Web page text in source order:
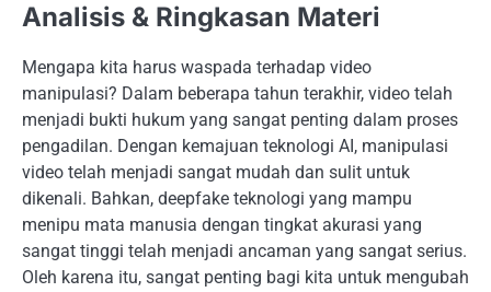
Analisis & Ringkasan Materi
Mengapa kita harus waspada terhadap video
manipulasi? Dalam beberapa tahun terakhir, video telah
menjadi bukti hukum yang sangat penting dalam proses
pengadilan. Dengan kemajuan teknologi AI, manipulasi
video telah menjadi sangat mudah dan sulit untuk
dikenali. Bahkan, deepfake teknologi yang mampu
menipu mata manusia dengan tingkat akurasi yang
sangat tinggi telah menjadi ancaman yang sangat serius.
Oleh karena itu, sangat penting bagi kita untuk mengubah